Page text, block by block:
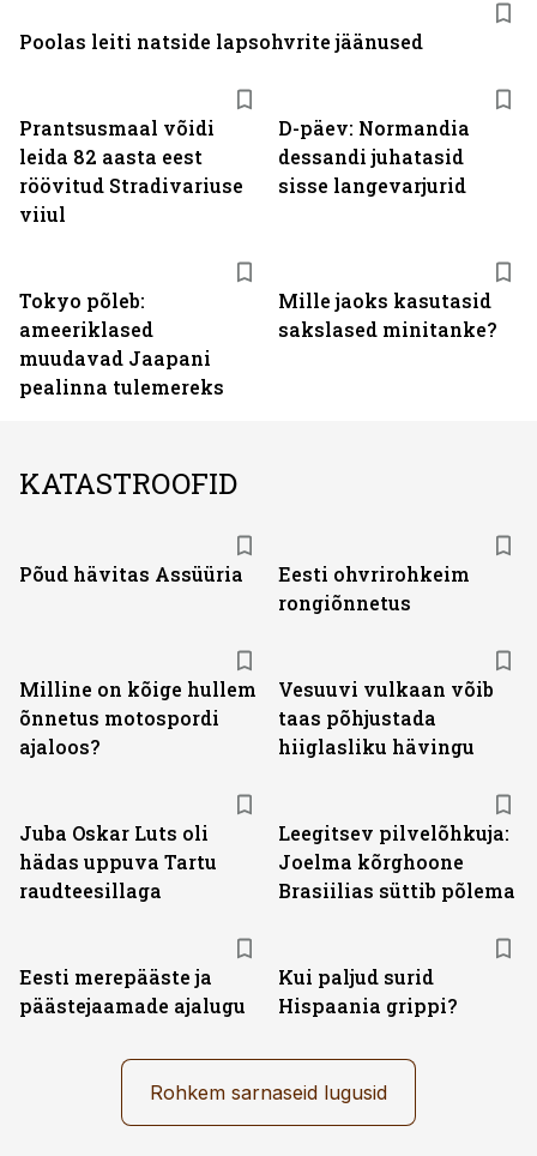
Prantsusmaal võidi
leida 82 aasta eest
röövitud Stradivariuse
viiul
D-päev: Normandia
dessandi juhatasid
sisse langevarjurid
Tokyo põleb:
ameeriklased
muudavad Jaapani
pealinna tulemereks
Mille jaoks kasutasid
sakslased minitanke?
Poolas leiti natside lapsohvrite jäänused
KATASTROOFID
Põud hävitas Assüüria
Eesti ohvrirohkeim
rongiõnnetus
Milline on kõige hullem
õnnetus motospordi
ajaloos?
Vesuuvi vulkaan võib
taas põhjustada
hiiglasliku hävingu
Juba Oskar Luts oli
hädas uppuva Tartu
raudteesillaga
Leegitsev pilvelõhkuja:
Joelma kõrghoone
Brasiilias süttib põlema
Eesti merepääste ja
päästejaamade ajalugu
Kui paljud surid
Hispaania grippi?
Rohkem sarnaseid lugusid